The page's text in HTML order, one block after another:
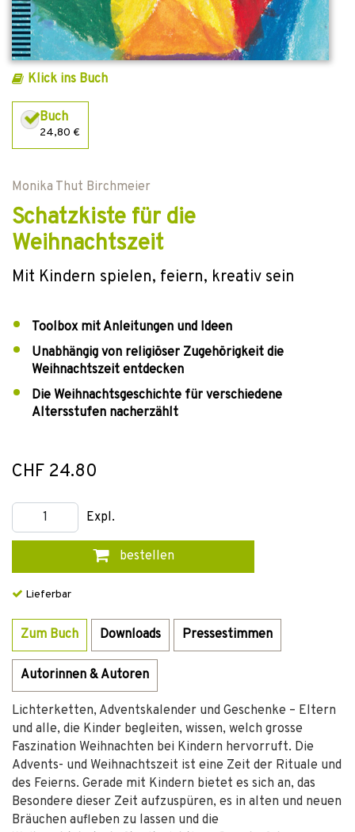
Klick ins Buch
Buch
24,80 €
Monika Thut Birchmeier
Schatzkiste für die
Weihnachtszeit
Mit Kindern spielen, feiern, kreativ sein
Toolbox mit Anleitungen und Ideen
Unabhängig von religiöser Zugehörigkeit die
Weihnachtszeit entdecken
Die Weihnachtsgeschichte für verschiedene
Altersstufen nacherzählt
CHF 24.80
Expl.
bestellen
Lieferbar
Zum Buch Downloads Pressestimmen
Autorinnen & Autoren
Lichterketten, Adventskalender und Geschenke – Eltern
und alle, die Kinder begleiten, wissen, welch grosse
Faszination Weihnachten bei Kindern hervorruft. Die
Advents- und Weihnachtszeit ist eine Zeit der Rituale und
des Feierns. Gerade mit Kindern bietet es sich an, das
Besondere dieser Zeit aufzuspüren, es in alten und neuen
Bräuchen aufleben zu lassen und die